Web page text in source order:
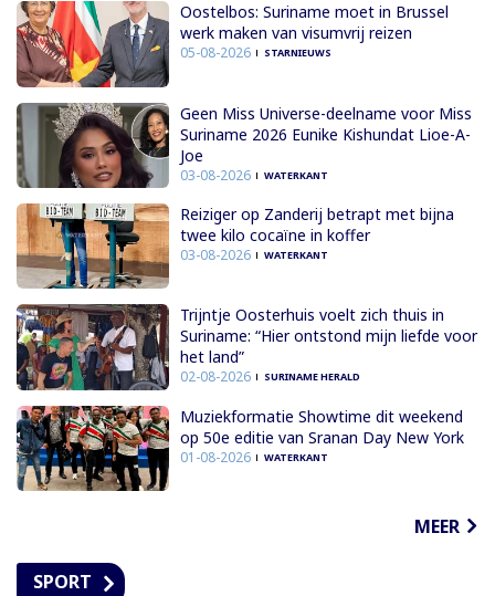
Oostelbos: Suriname moet in Brussel
werk maken van visumvrij reizen
05-08-2026 STARNIEUWS
Geen Miss Universe-deelname voor Miss
Suriname 2026 Eunike Kishundat Lioe-A-
Joe
03-08-2026 WATERKANT
Reiziger op Zanderij betrapt met bijna
twee kilo cocaïne in koffer
03-08-2026 WATERKANT
Trijntje Oosterhuis voelt zich thuis in
Suriname: “Hier ontstond mijn liefde voor
het land”
02-08-2026 SURINAME HERALD
Muziekformatie Showtime dit weekend
op 50e editie van Sranan Day New York
01-08-2026 WATERKANT
MEER
SPORT